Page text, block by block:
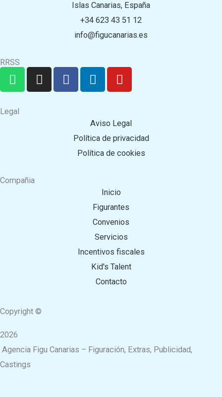
Islas Canarias, España
+34 623 43 51 12
info@figucanarias.es
RRSS
W
h
t
I
n
F
a
L
i
e
d
i
n
Y
o
u
b
Legal
Aviso Legal
Política de privacidad
Política de cookies
Compañia
Inicio
Figurantes
Convenios
Servicios
Incentivos fiscales
Kid's Talent
Contacto
Copyright ©
2026
Agencia Figu Canarias – Figuración, Extras, Publicidad,
Castings